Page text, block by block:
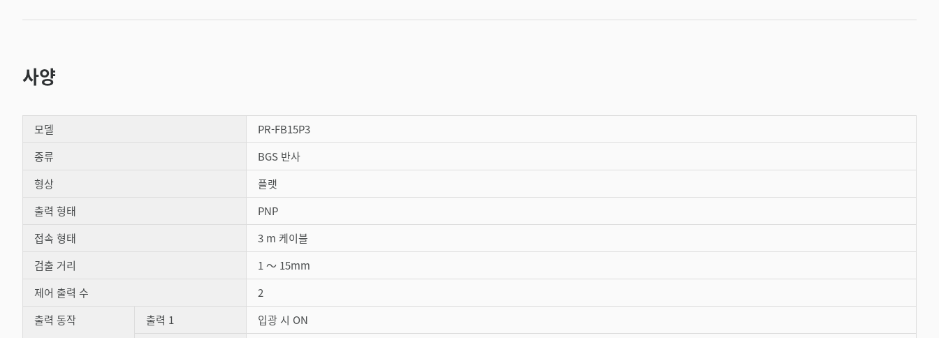
사양
모델
PR-FB15P3
종류
BGS 반사
형상
플랫
출력 형태
PNP
접속 형태
3 m 케이블
검출 거리
1 ～ 15mm
제어 출력 수
2
출력 동작
출력 1
입광 시 ON